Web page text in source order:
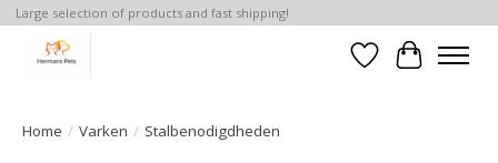
Large selection of products and fast shipping!
Verlanglijst
Home / Varken / Stalbenodigdheden